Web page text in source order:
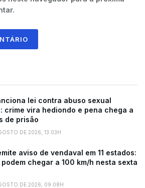
lei contra abuso sexual
crime vira hediondo e pena chega a
de prisão
DE 2026, 13:03H
aviso de vendaval em 11 estados:
chegar a 100 km/h nesta sexta
DE 2026, 09:08H